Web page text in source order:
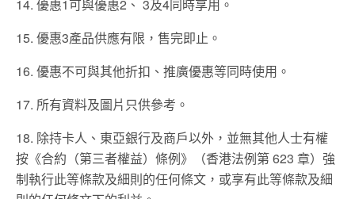
14. 優惠1可與優惠2、 3及4同時享用。
15. 優惠3產品供應有限，售完即止。
16. 優惠不可與其他折扣、推廣優惠等同時使用。
17. 所有資料及圖片只供參考。
18. 除持卡人、東亞銀行及商戶以外，並無其他人士有權
按《合約（第三者權益）條例》（香港法例第 623 章）強
制執行此等條款及細則的任何條文，或享有此等條款及細